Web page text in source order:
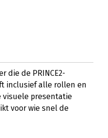
die de PRINCE2-
inclusief alle rollen en
visuele presentatie
voor wie snel de